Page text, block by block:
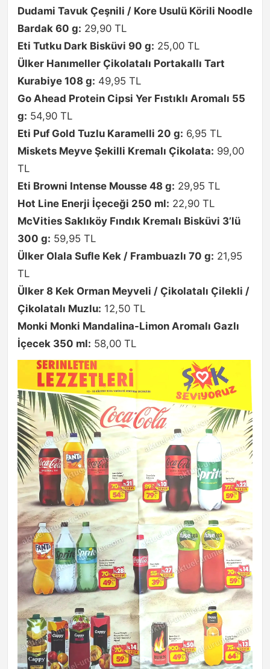
Dudami Tavuk Çeşnili / Kore Usulü Körili Noodle
Bardak 60 g: 29,90 TL
Eti Tutku Dark Bisküvi 90 g: 25,00 TL
Ülker Hanımeller Çikolatalı Portakallı Tart
Kurabiye 108 g: 49,95 TL
Go Ahead Protein Cipsi Yer Fıstıklı Aromalı 55
g: 54,90 TL
Eti Puf Gold Tuzlu Karamelli 20 g: 6,95 TL
Miskets Meyve Şekilli Kremalı Çikolata: 99,00
TL
Eti Browni Intense Mousse 48 g: 29,95 TL
Hot Line Enerji İçeceği 250 ml: 22,90 TL
McVities Saklıköy Fındık Kremalı Bisküvi 3’lü
300 g: 59,95 TL
Ülker Olala Sufle Kek / Frambuazlı 70 g: 21,95
TL
Ülker 8 Kek Orman Meyveli / Çikolatalı Çilekli /
Çikolatalı Muzlu: 12,50 TL
Monki Monki Mandalina-Limon Aromalı Gazlı
İçecek 350 ml: 58,00 TL